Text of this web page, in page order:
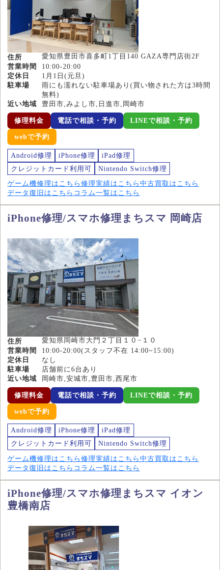
住所
愛知県豊田市喜多町1丁目140 GAZA専門店街2F
営業時間
10:00-20:00
定休日
1月1日(元旦)
駐車場
雨にも濡れない駐車場あり(買い物された方は3時間
無料)
近い地域
豊田市,みよし市,日進市,岡崎市
修理料金 電話で相談・予約 LINEで相談・予約
webで予約
Android修理 iPhone修理
iPad修理
クレジットカード利用可
Nintendo Switch修理
ゲーム機修理はこちら 修理実績はこちら 中古買取はこちら
データ復旧はこちら コラム一覧はこちら
iPhone修理/スマホ修理まちスマ 岡崎店
住所
愛知県岡崎市大門２丁目１０−１０
営業時間
10:00-20:00(スタッフ不在 14:00~15:00)
定休日
なし
駐車場
店舗前に6台あり
近い地域
岡崎市,安城市,豊田市,西尾市
修理料金 電話で相談・予約 LINEで相談・予約
webで予約
Android修理 iPhone修理
iPad修理
クレジットカード利用可
Nintendo Switch修理
ゲーム機修理はこちら 修理実績はこちら 中古買取はこちら
データ復旧はこちら コラム一覧はこちら
iPhone修理/スマホ修理まちスマ イオン
豊橋南店